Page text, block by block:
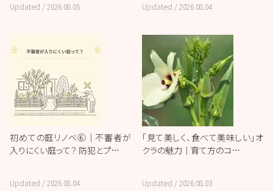
Updated /2026.08.05 Updated /2026.08.04
初めての庭リノベ⑥｜不審者が
入りにくい庭って？ 防犯とプ…
Updated /2026.08.04
「見て美しく、食べて美味しい」オ
クラの魅力｜育て方のコ…
Updated /2026.08.03